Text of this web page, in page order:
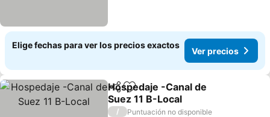
Elige fechas para ver los precios exactos
Ver precios
CompartirAgregar a favoritos
Hospedaje -Canal de
Suez 11 B-Local
/
Puntuación no disponible